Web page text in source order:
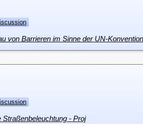
von Barrieren im Sinne der UN-
Straßenbeleuchtung - Proj